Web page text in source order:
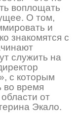
воплощать
О том,
и
знакомятся с
служить на
с которым
во время
от
Экало.